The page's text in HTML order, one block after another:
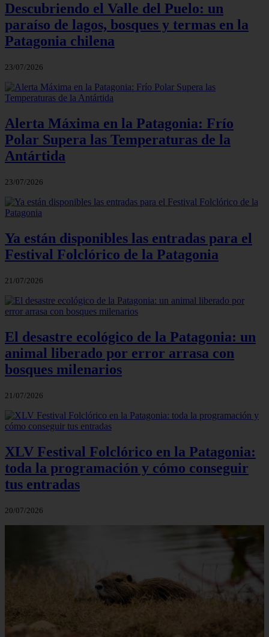
Descubriendo el Valle del Puelo: un
paraíso de lagos, bosques y termas en la
Patagonia chilena
23/07/2026
Alerta Máxima en la Patagonia: Frío
Polar Supera las Temperaturas de la
Antártida
23/07/2026
Ya están disponibles las entradas para el
Festival Folclórico de la Patagonia
21/07/2026
El desastre ecológico de la Patagonia: un
animal liberado por error arrasa con
bosques milenarios
21/07/2026
XLV Festival Folclórico en la Patagonia:
toda la programación y cómo conseguir
tus entradas
20/07/2026